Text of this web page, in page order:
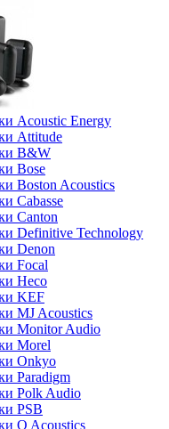
Acoustic Energy
Attitude
B&W
Bose
Boston Acoustics
Cabasse
Canton
Definitive Technology
Denon
Focal
Heco
KEF
MJ Acoustics
Monitor Audio
Morel
Onkyo
Paradigm
Polk Audio
PSB
Q Acoustics